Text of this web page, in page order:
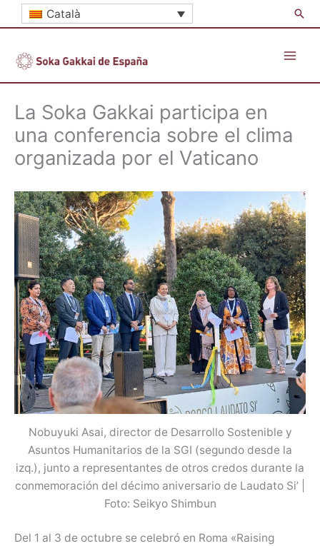
al
Català
La Soka Gakkai participa en
una conferencia sobre el clima
organizada por el Vaticano
Nobuyuki Asai, director de Desarrollo Sostenible y
Asuntos Humanitarios de la SGI (segundo desde la
izq.), junto a representantes de otros credos durante la
conmemoración del décimo aniversario de Laudato Si’ |
Foto: Seikyo Shimbun
Del 1 al 3 de octubre se celebró en Roma «Raising